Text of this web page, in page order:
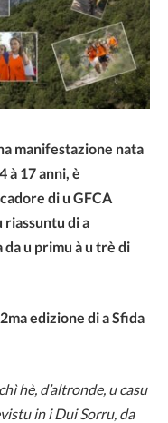
manifestazione nata
à 17 anni, è
di u GFCA
riassuntu di a
da u primu à u trè di
edizione di a Sfida
hè, d’altronde, u casu
in i Dui Sorru, da